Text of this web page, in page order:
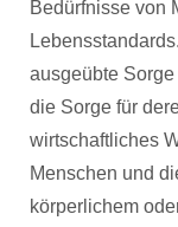
Bedürfnisse von
ausgeübte
die Sorge für
wirtschaftliches
Menschen und
körperlichem